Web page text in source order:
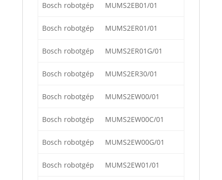
Bosch robotgép MUMS2EB01/01
Bosch robotgép MUMS2ER01/01
Bosch robotgép MUMS2ER01G/01
Bosch robotgép MUMS2ER30/01
Bosch robotgép MUMS2EW00/01
Bosch robotgép MUMS2EW00C/01
Bosch robotgép MUMS2EW00G/01
Bosch robotgép MUMS2EW01/01